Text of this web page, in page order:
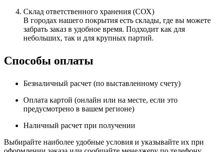
Склад ответственного хранения (СОХ)
В городах нашего покрытия есть склады, где вы можете
забрать заказ в удобное время. Подходит как для
небольших, так и для крупных партий.
Способы оплаты
Безналичный расчет (по выставленному счету)
Оплата картой (онлайн или на месте, если это
предусмотрено в вашем регионе)
Наличный расчет при получении
Выбирайте наиболее удобные условия и указывайте их при